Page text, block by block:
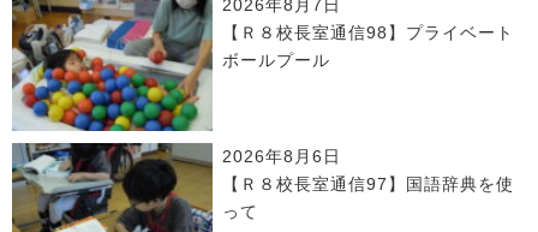
2026年8月7日
【Ｒ８校長室通信98】プライベート
ボールプール
2026年8月6日
【Ｒ８校長室通信97】国語辞典を使
って